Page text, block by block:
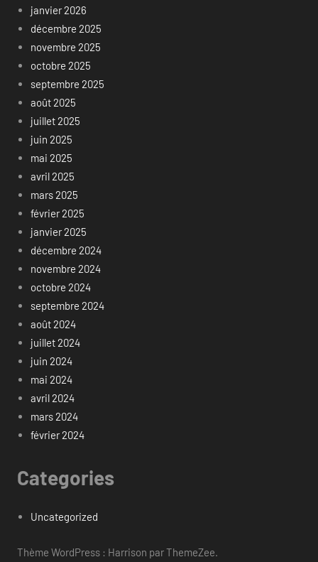
janvier 2026
décembre 2025
novembre 2025
octobre 2025
septembre 2025
août 2025
juillet 2025
juin 2025
mai 2025
avril 2025
mars 2025
février 2025
janvier 2025
décembre 2024
novembre 2024
octobre 2024
septembre 2024
août 2024
juillet 2024
juin 2024
mai 2024
avril 2024
mars 2024
février 2024
Categories
Uncategorized
Thème WordPress : Harrison par ThemeZee.